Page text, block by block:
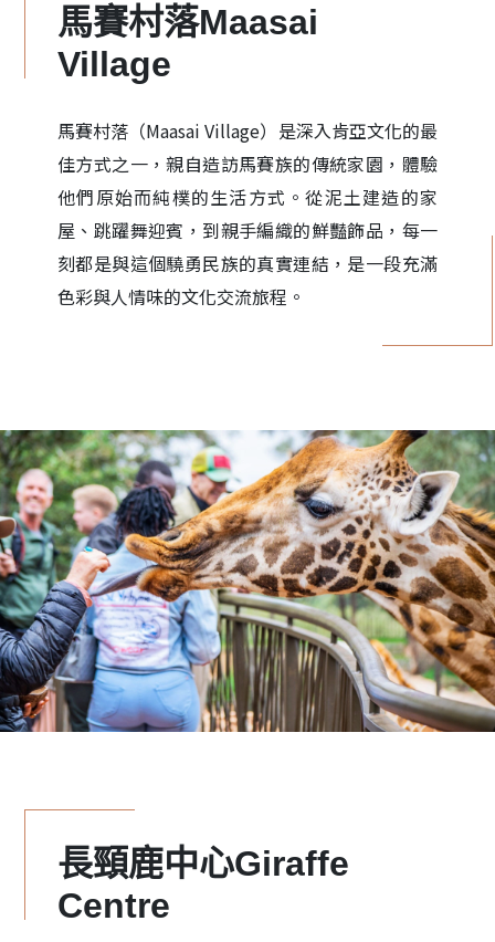
馬賽村落Maasai
Village
馬賽村落（Maasai Village）是深入肯亞文化的最
佳方式之一，親自造訪馬賽族的傳統家園，體驗
他們原始而純樸的生活方式。從泥土建造的家
屋、跳躍舞迎賓，到親手編織的鮮豔飾品，每一
刻都是與這個驍勇民族的真實連結，是一段充滿
色彩與人情味的文化交流旅程。
長頸鹿中心Giraffe
Centre